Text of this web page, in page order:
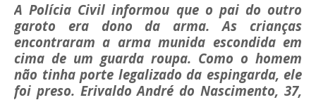
A Polícia Civil informou que o pai do outro
garoto era dono da arma. As crianças
encontraram a arma munida escondida em
cima de um guarda roupa. Como o homem
não tinha porte legalizado da espingarda, ele
foi preso. Erivaldo André do Nascimento, 37,